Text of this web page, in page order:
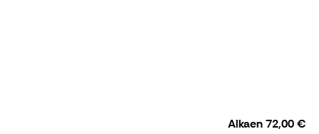
Alkaen72,00 €